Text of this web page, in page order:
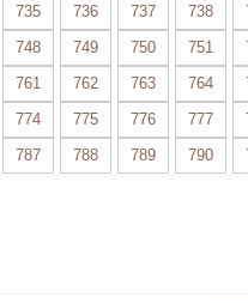
735 736 737 738
748 749 750 751
761 762 763 764
774 775 776 777
787 788 789 790